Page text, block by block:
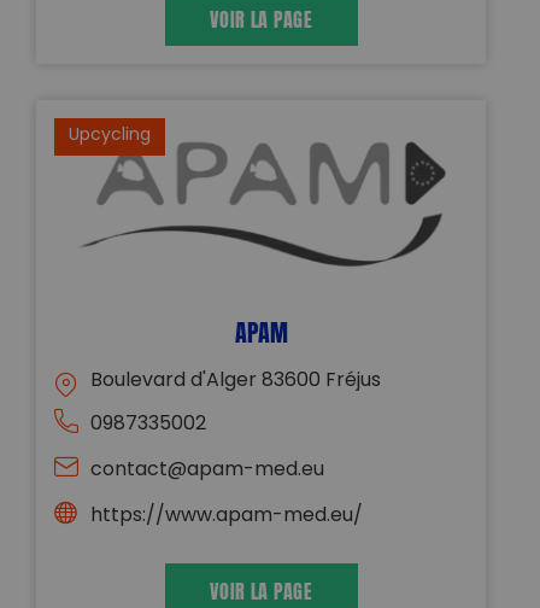
VOIR LA PAGE
Upcycling
APAM
Boulevard d'Alger 83600 Fréjus
0987335002
contact@apam-med.eu
https://www.apam-med.eu/
VOIR LA PAGE